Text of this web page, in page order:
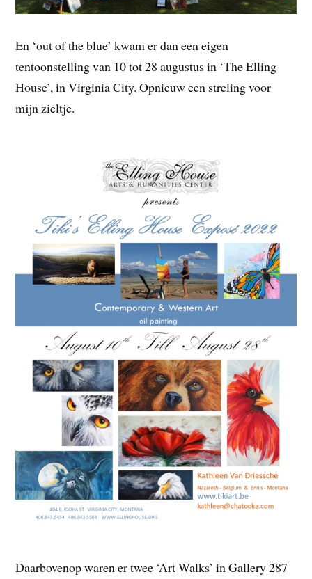
En ‘out of the blue’ kwam er dan een eigen
tentoonstelling van 10 tot 28 augustus in ‘The Elling
House’, in Virginia City. Opnieuw een streling voor
mijn zieltje.
Daarbovenop waren er twee ‘Art Walks’ in Gallery 287